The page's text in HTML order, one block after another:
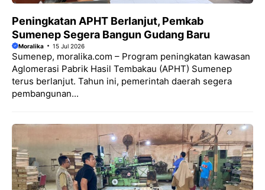
Peningkatan APHT Berlanjut, Pemkab
Sumenep Segera Bangun Gudang Baru
Moralika 15 Jul 2026
Sumenep, moralika.com – Program peningkatan kawasan
Aglomerasi Pabrik Hasil Tembakau (APHT) Sumenep
terus berlanjut. Tahun ini, pemerintah daerah segera
pembangunan...